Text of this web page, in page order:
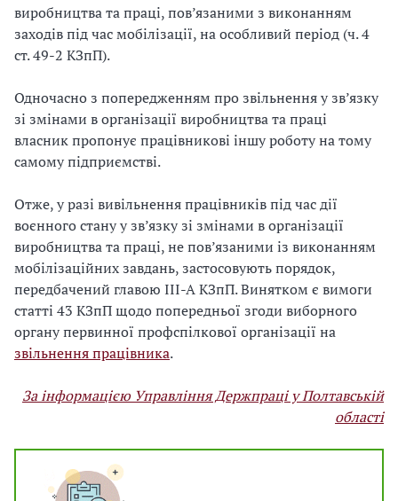
виробництва та праці, пов’язаними з виконанням
заходів під час мобілізації, на особливий період (ч. 4
ст. 49-2 КЗпП).
Одночасно з попередженням про звільнення у зв’язку
зі змінами в організації виробництва та праці
власник пропонує працівникові іншу роботу на тому
самому підприємстві.
Отже, у разі вивільнення працівників під час дії
воєнного стану у зв’язку зі змінами в організації
виробництва та праці, не пов’язаними із виконанням
мобілізаційних завдань, застосовують порядок,
передбачений главою ІІІ-А КЗпП. Винятком є вимоги
статті 43 КЗпП щодо попередньої згоди виборного
органу первинної профспілкової організації на
звільнення працівника.
За інформацією Управління Держпраці у Полтавській
області